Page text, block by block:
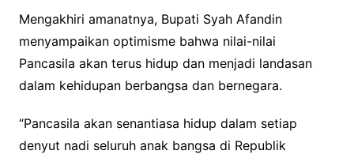
Mengakhiri amanatnya, Bupati Syah Afandin
menyampaikan optimisme bahwa nilai-nilai
Pancasila akan terus hidup dan menjadi landasan
dalam kehidupan berbangsa dan bernegara.
“Pancasila akan senantiasa hidup dalam setiap
denyut nadi seluruh anak bangsa di Republik